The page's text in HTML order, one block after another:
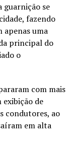
se
fazendo
apenas uma
principal do
o
com mais
de
condutores, ao
em alta